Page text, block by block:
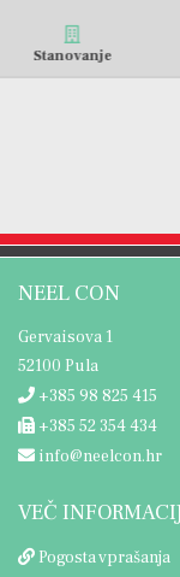
Stanovanje
NEEL CON
Gervaisova 1
52100 Pula
+385 98 825 415
+385 52 354 434
info@neelcon.hr
VEČ
Pogosta vprašanja